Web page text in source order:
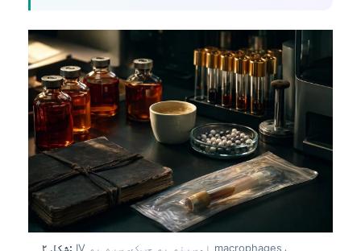
شکل ۲: IV اوسپنه په چټکۍ سره په macrophages،